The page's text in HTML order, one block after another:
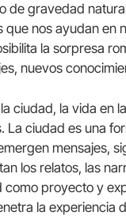
de gravedad
nos ayudan en
la sorpresa
nuevos
ciudad, la vida en
La ciudad es una
mensajes,
los relatos, las
proyecto y
la experiencia